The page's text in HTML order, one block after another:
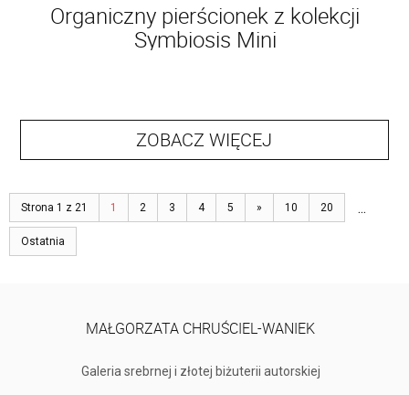
Organiczny pierścionek z kolekcji
Symbiosis Mini
ZOBACZ WIĘCEJ
Strona 1 z 21 1 2 3 4 5 » 10 20 ...
Ostatnia
MAŁGORZATA CHRUŚCIEL-WANIEK
Galeria srebrnej i złotej biżuterii autorskiej